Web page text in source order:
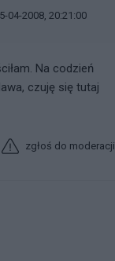
04-2008, 20:21:00
Na codzień
czuję się tutaj
zgłoś do moderacji